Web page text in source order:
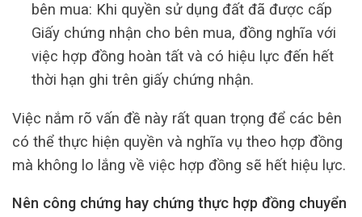
bên mua: Khi quyền sử dụng đất đã được cấp
Giấy chứng nhận cho bên mua, đồng nghĩa với
việc hợp đồng hoàn tất và có hiệu lực đến hết
thời hạn ghi trên giấy chứng nhận.
Việc nắm rõ vấn đề này rất quan trọng để các bên
có thể thực hiện quyền và nghĩa vụ theo hợp đồng
mà không lo lắng về việc hợp đồng sẽ hết hiệu lực.
Nên công chứng hay chứng thực hợp đồng chuyển